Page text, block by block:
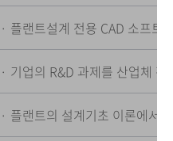
· 플랜트설계 전용 CAD 소프트
· 기업의 R&D 과제를 산업체
· 플랜트의 설계기초 이론에서